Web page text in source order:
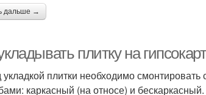
дальше →
плитку на
плитки необходимо
каркасный (на относе) и